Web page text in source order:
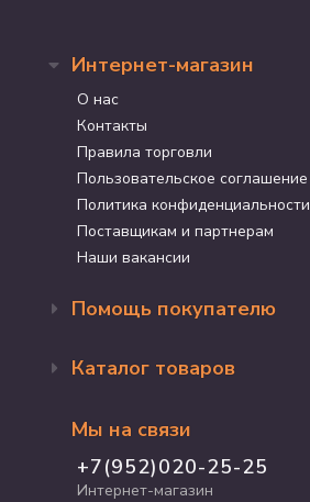
Интернет-магазин
О нас
Контакты
Правила торговли
Пользовательское соглашение
Политика конфиденциальности
Поставщикам и партнерам
Наши вакансии
Помощь покупателю
Доставка и оплата
Программа лояльности
График работы
Каталог товаров
Акции
Для кошек
Для собак
Мы на связи
+7(952)020-25-25
Интернет-магазин